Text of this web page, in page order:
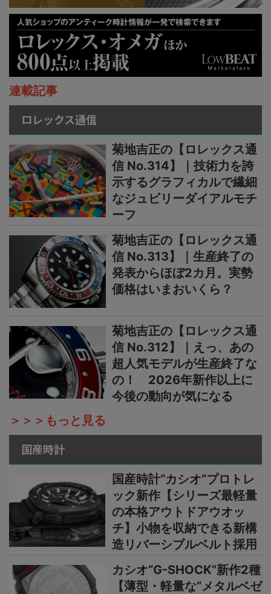
連載記事
ロレックス通信
菊地吉正の【ロレックス通
信 No.314】｜技術力を誇
示するグラフィカルで繊細
なジュビリーダイアルモチ
ーフ
菊地吉正の【ロレックス通
信 No.313】｜生産終了の
発表からほぼ2カ月。実勢
価格はいまおいくら？
菊地吉正の【ロレックス通
信 No.312】｜えっ、あの
超人気モデルが生産終了な
の！ 2026年新作以上に
今後の動向が気になる
＞＞＞もっと見る
国産時計
国産時計“カシオ”プロトレ
ック新作【シリーズ最軽量
の本格アウトドアウオッ
チ】小物を収納できる新構
造リバーシブルベルト採用
カシオ“G-SHOCK”新作2種
【薄型・軽量な“メタルベゼ